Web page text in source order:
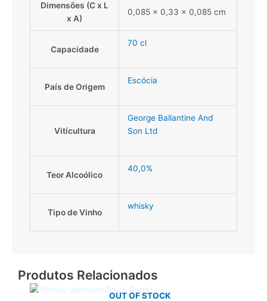
Dimensões (C x L
x A)
0,085 × 0,33 × 0,085 cm
Capacidade
70 cl
País de Origem
Escócia
Vitícultura
George Ballantine And
Son Ltd
Teor Alcoólico
40,0%
Tipo de Vinho
whisky
Produtos Relacionados
OUT OF STOCK